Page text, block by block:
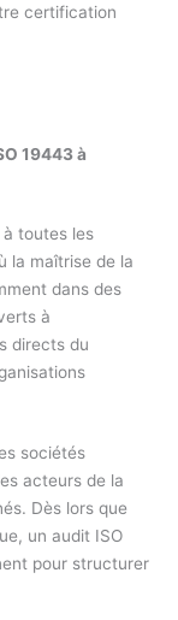
certification
19443 à
à toutes les
la maîtrise de la
dans des
à
directs du
sociétés
acteurs de la
Dès lors que
un audit ISO
pour structurer